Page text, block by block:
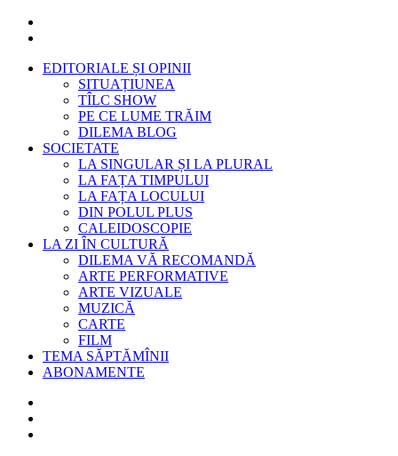
EDITORIALE ȘI OPINII
SITUAȚIUNEA
TÎLC SHOW
PE CE LUME TRĂIM
DILEMA BLOG
SOCIETATE
LA SINGULAR ȘI LA PLURAL
LA FAȚA TIMPULUI
LA FAȚA LOCULUI
DIN POLUL PLUS
CALEIDOSCOPIE
LA ZI ÎN CULTURĂ
DILEMA VĂ RECOMANDĂ
ARTE PERFORMATIVE
ARTE VIZUALE
MUZICĂ
CARTE
FILM
TEMA SĂPTĂMÎNII
ABONAMENTE